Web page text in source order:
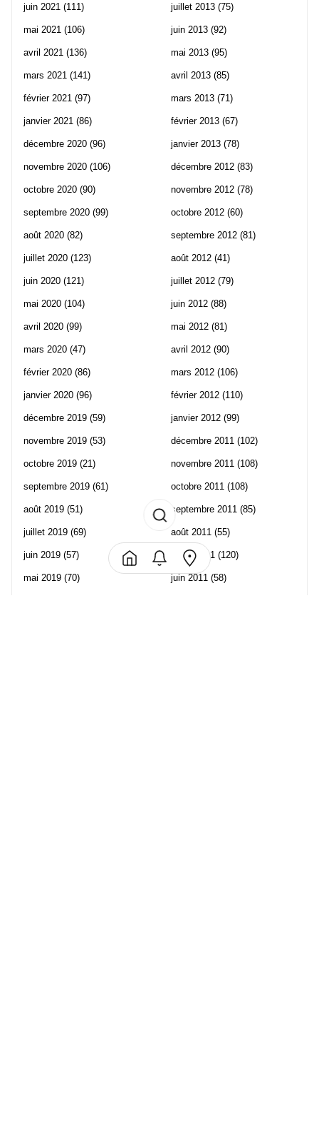
juin 2021 (111)
mai 2021 (106)
avril 2021 (136)
mars 2021 (141)
février 2021 (97)
janvier 2021 (86)
décembre 2020 (96)
novembre 2020 (106)
octobre 2020 (90)
septembre 2020 (99)
août 2020 (82)
juillet 2020 (123)
juin 2020 (121)
mai 2020 (104)
avril 2020 (99)
mars 2020 (47)
février 2020 (86)
janvier 2020 (96)
décembre 2019 (59)
novembre 2019 (53)
octobre 2019 (21)
septembre 2019 (61)
août 2019 (51)
juillet 2019 (69)
juin 2019 (57)
mai 2019 (70)
juillet 2013 (75)
juin 2013 (92)
mai 2013 (95)
avril 2013 (85)
mars 2013 (71)
février 2013 (67)
janvier 2013 (78)
décembre 2012 (83)
novembre 2012 (78)
octobre 2012 (60)
septembre 2012 (81)
août 2012 (41)
juillet 2012 (79)
juin 2012 (88)
mai 2012 (81)
avril 2012 (90)
mars 2012 (106)
février 2012 (110)
janvier 2012 (99)
décembre 2011 (102)
novembre 2011 (108)
octobre 2011 (108)
septembre 2011 (85)
août 2011 (55)
juillet 2011 (120)
juin 2011 (58)